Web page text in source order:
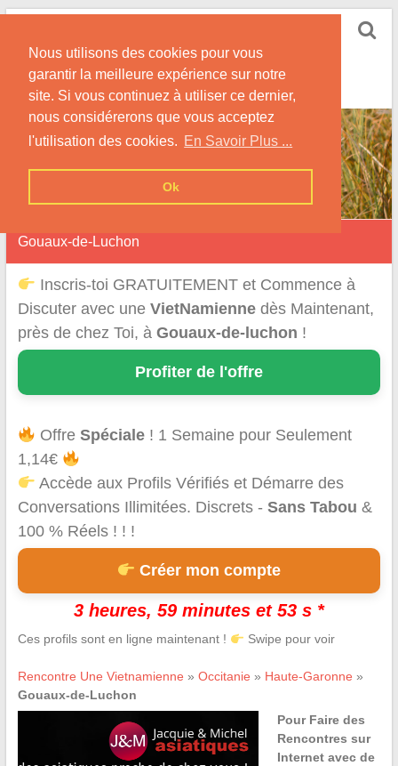
Nous utilisons des cookies pour vous
garantir la meilleure expérience sur notre
site. Si vous continuez à utiliser ce dernier,
nous considérerons que vous acceptez
l'utilisation des cookies. En Savoir Plus ...
Ok
Skip
contentVietnamienne
Rencontre une Célibataire Originaire du VietNam !
Gouaux-de-Luchon
Inscris-toi GRATUITEMENT et Commence à
Discuter avec une VietNamiennedès Maintenant,
près de chez Toi, à Gouaux-de-luchon !
Profiter de l'offre
OffreSpéciale ! 1 Semaine pour Seulement
1,14€
Accède aux Profils Vérifiés et Démarre des
Conversations Illimitées. Discrets - Sans Tabou &
100 % Réels ! ! !
Créer mon compte
3 heures, 59 minutes et 53 s *
Ces profils sont en ligne maintenant ! Swipe pour voir
Rencontre Une Vietnamienne » Occitanie » Haute-Garonne »
Gouaux-de-Luchon
Pour Faire des
Rencontres sur
Internet avec de